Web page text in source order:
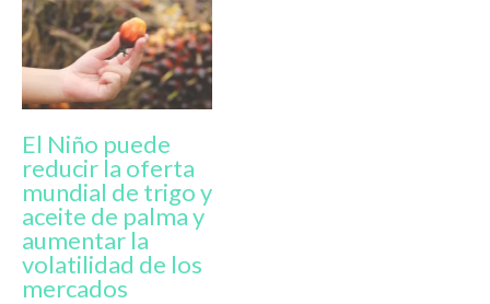
El Niño puede
reducir la oferta
mundial de trigo y
aceite de palma y
aumentar la
volatilidad de los
mercados